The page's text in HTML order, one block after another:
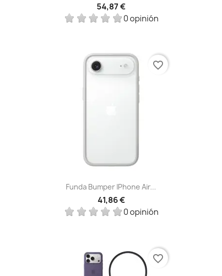
54,87 €
0 opinión
Funda Bumper IPhone Air...
41,86 €
0 opinión
favorite_border
favorite_border